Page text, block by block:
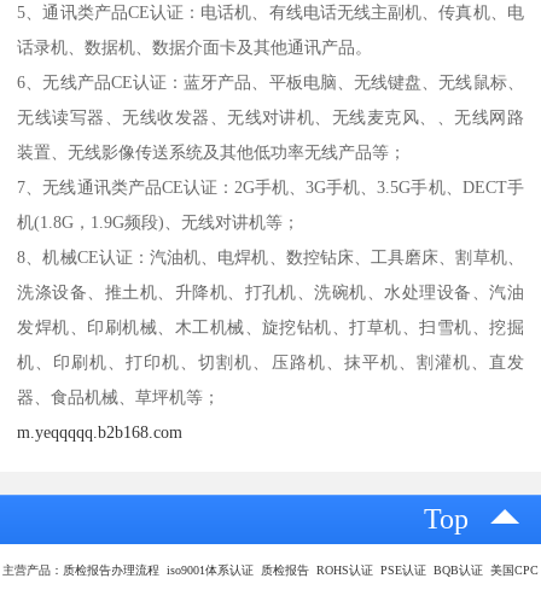
5、通讯类产品CE认证：电话机、有线电话无线主副机、传真机、电
话录机、数据机、数据介面卡及其他通讯产品。
6、无线产品CE认证：蓝牙产品、平板电脑、无线键盘、无线鼠标、
无线读写器、无线收发器、无线对讲机、无线麦克风、、无线网路
装置、无线影像传送系统及其他低功率无线产品等；
7、无线通讯类产品CE认证：2G手机、3G手机、3.5G手机、DECT手
机(1.8G，1.9G频段)、无线对讲机等；
8、机械CE认证：汽油机、电焊机、数控钻床、工具磨床、割草机、
洗涤设备、推土机、升降机、打孔机、洗碗机、水处理设备、汽油
发焊机、印刷机械、木工机械、旋挖钻机、打草机、扫雪机、挖掘
机、印刷机、打印机、切割机、压路机、抹平机、割灌机、直发
器、食品机械、草坪机等；
m.yeqqqqq.b2b168.com
Top
主营产品：质检报告办理流程 iso9001体系认证 质检报告 ROHS认证 PSE认证 BQB认证 美国CPC